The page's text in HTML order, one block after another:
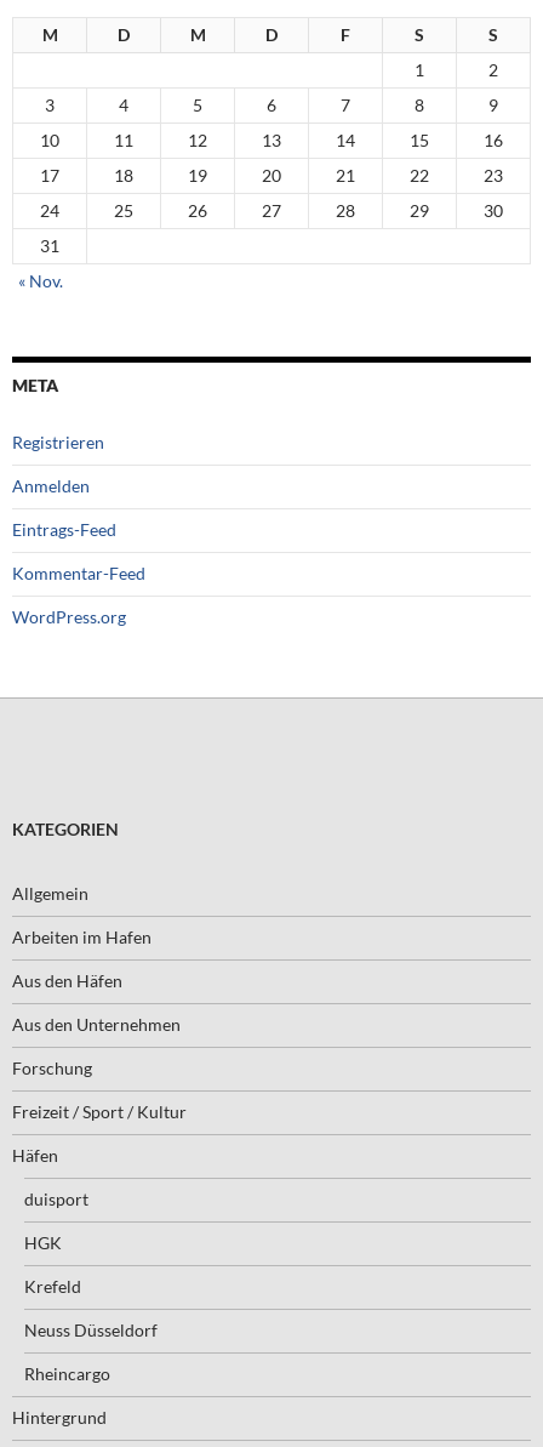
M D M D F S
S
1
2
3
4 5 6 7 8
9
10
11 12 13 14 15
16
17
18 19 20 21 22
23
24
25 26 27 28 29
30
31
« Nov.
META
Registrieren
Anmelden
Eintrags-Feed
Kommentar-Feed
WordPress.org
KATEGORIEN
Allgemein
Arbeiten im Hafen
Aus den Häfen
Aus den Unternehmen
Forschung
Freizeit / Sport / Kultur
Häfen
duisport
HGK
Krefeld
Neuss Düsseldorf
Rheincargo
Hintergrund